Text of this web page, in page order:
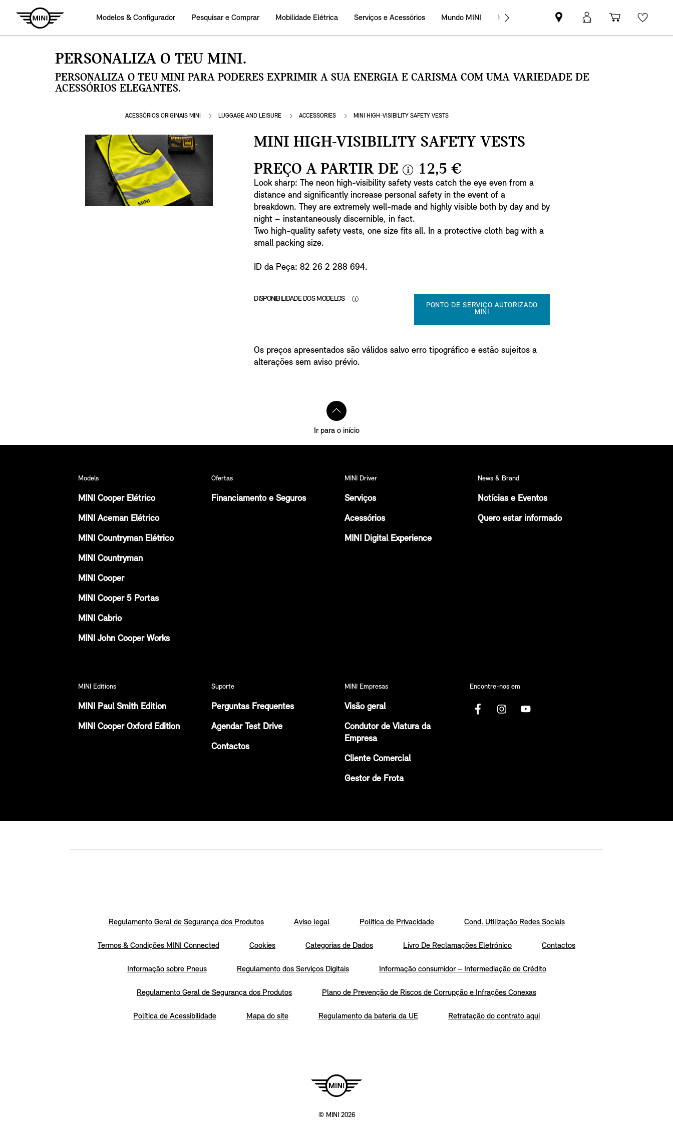
Modelos & Configurador Pesquisar e Comprar Mobilidade Elétrica Serviços e Acessórios Mundo MINI MINI Empresas
Pesquisar
parceiro
Iniciar
sessão
Carrinho
de
PERSONALIZA O TEU MINI.
PERSONALIZA O TEU MINI PARA PODERES EXPRIMIR A SUA ENERGIA E CARISMA COM UMA VARIEDADE DE
ACESSÓRIOS ELEGANTES.
ACESSÓRIOS ORIGINAIS MINI LUGGAGE AND LEISURE ACCESSORIES MINI HIGH-VISIBILITY SAFETY VESTS
MINI HIGH-VISIBILITY SAFETY VESTS
PREÇO A PARTIR DE
i
n
f
o
12,5 €
Look sharp: The neon high-visibility safety vests catch the eye even from a
distance and significantly increase personal safety in the event of a
breakdown. They are extremely well-made and highly visible both by day and by
night – instantaneously discernible, in fact.
Two high-quality safety vests, one size fits all. In a protective cloth bag with a
small packing size.
ID da Peça: 82 26 2 288 694.
DISPONIBILIDADE DOS MODELOS
PONTO DE SERVIÇO AUTORIZADO
MINI
Os preços apresentados são válidos salvo erro tipográfico e estão sujeitos a
alterações sem aviso prévio.
Ir para o início
Models
MINI Cooper Elétrico
MINI Aceman Elétrico
MINI Countryman Elétrico
MINI Countryman
MINI Cooper
MINI Cooper 5 Portas
MINI Cabrio
MINI John Cooper Works
Ofertas
Financiamento e Seguros
MINI Driver
Serviços
Acessórios
MINI Digital Experience
News & Brand
Notícias e Eventos
Quero estar informado
MINI Editions
MINI Paul Smith Edition
MINI Cooper Oxford Edition
Suporte
Perguntas Frequentes
Agendar Test Drive
Contactos
MINI Empresas
Visão geral
Condutor de Viatura da
Empresa
Cliente Comercial
Gestor de Frota
Encontre-nos em
Regulamento Geral de Segurança dos Produtos Aviso legal Política de Privacidade Cond. Utilização Redes Sociais
Termos & Condições MINI Connected Cookies Categorias de Dados Livro De Reclamações Eletrónico Contactos
Informação sobre Pneus Regulamento dos Serviços Digitais Informação consumidor – Intermediação de Crédito
Regulamento Geral de Segurança dos Produtos Plano de Prevenção de Riscos de Corrupção e Infrações Conexas
Política de Acessibilidade Mapa do site Regulamento da bateria da UE Retratação do contrato aqui
© MINI 2026